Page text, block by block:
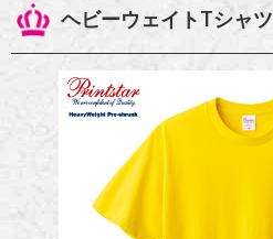
ヘビーウェイトTシャツ